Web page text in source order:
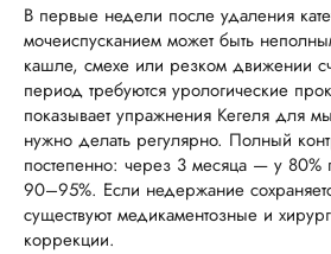
В первые недели после удаления
мочеиспусканием может быть
кашле, смехе или резком движении
период требуются урологические
показывает упражнения Кегеля для
нужно делать регулярно. Полный
постепенно: через 3 месяца — у 80%
90–95%. Если недержание
существуют медикаментозные и
коррекции.